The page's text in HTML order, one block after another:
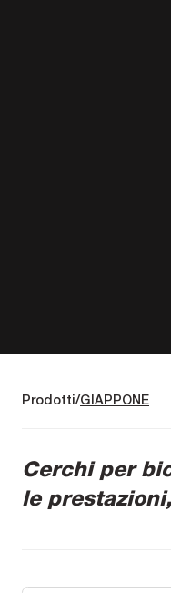
Prodotti GIAPPONE
Cerchi per
le